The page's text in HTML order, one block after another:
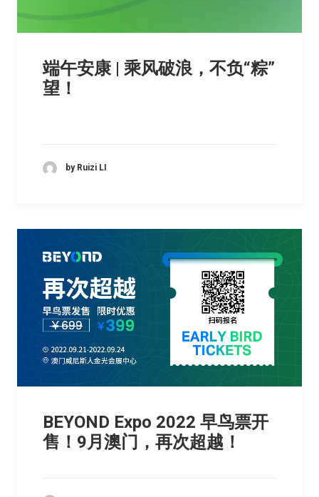
端午安康 | 乘风破浪，不负“粽”
望！
by Ruizi LI
BEYOND Expo 2022 早鸟票开
售！9月澳门，再次超越！